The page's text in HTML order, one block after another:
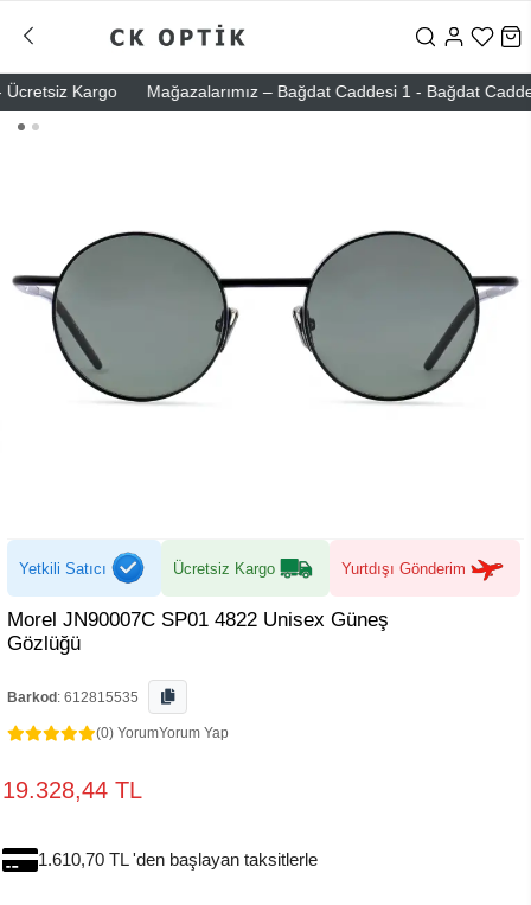
Kargo Mağazalarımız – Bağdat Caddesi 1 - Bağdat
Yetkili Satıcı Ücretsiz Kargo Yurtdışı Gönderim
Morel JN90007C SP01 4822 Unisex Güneş
Gözlüğü
Barkod : 612815535
(0) YorumYorum Yap
19.328,44 TL
1.610,70 TL 'den başlayan taksitlerle